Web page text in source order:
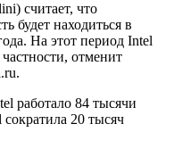
считает, что
будет находиться в
На этот период Intel
отменит
работало 84 тысячи
20 тысяч